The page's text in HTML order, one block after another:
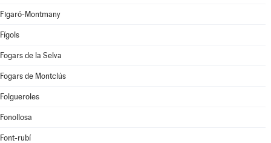
Figaró-Montmany
Fígols
Fogars de la Selva
Fogars de Montclús
Folgueroles
Fonollosa
Font-rubí